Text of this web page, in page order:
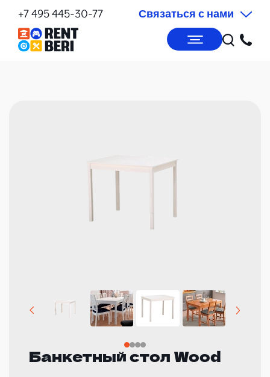
+7 495 445-30-77 Связаться с нами
Банкетный стол Wood